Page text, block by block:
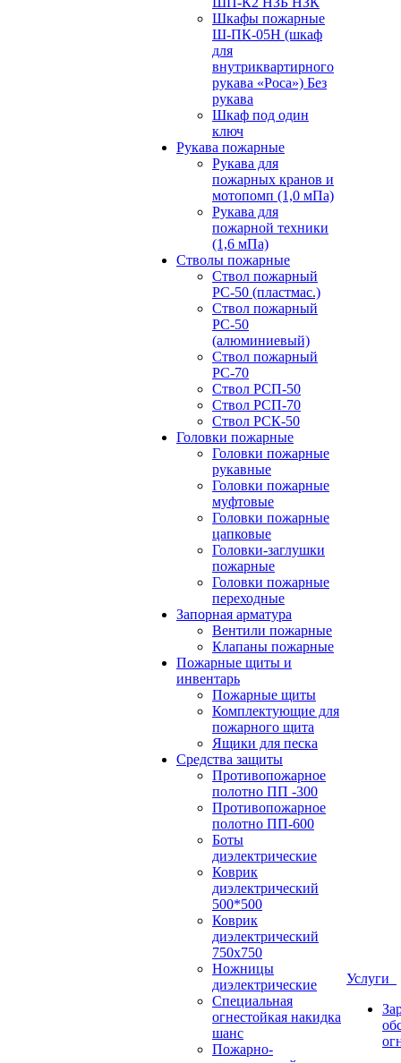
Шкафы пожарные
Ш-ПК-05Н (шкаф
для
внутриквартирного
рукава «Роса») Без
рукава
Шкаф под один
ключ
Рукава пожарные
Рукава для
пожарных кранов и
мотопомп (1,0 мПа)
Рукава для
пожарной техники
(1,6 мПа)
Стволы пожарные
Ствол пожарный
РС-50 (пластмас.)
Ствол пожарный
РС-50
(алюминиевый)
Ствол пожарный
РС-70
Ствол РСП-50
Ствол РСП-70
Ствол РСК-50
Головки пожарные
Головки пожарные
рукавные
Головки пожарные
муфтовые
Головки пожарные
цапковые
Головки-заглушки
пожарные
Головки пожарные
переходные
Запорная арматура
Вентили пожарные
Клапаны пожарные
Пожарные щиты и
инвентарь
Пожарные щиты
Комплектующие для
пожарного щита
Ящики для песка
Средства защиты
Противопожарное
полотно ПП -300
Противопожарное
полотно ПП-600
Боты
диэлектрические
Коврик
диэлектрический
500*500
Коврик
диэлектрический
750х750
Ножницы
диэлектрические
Специальная
огнестойкая накидка
шанс
Пожарно-
Услуги